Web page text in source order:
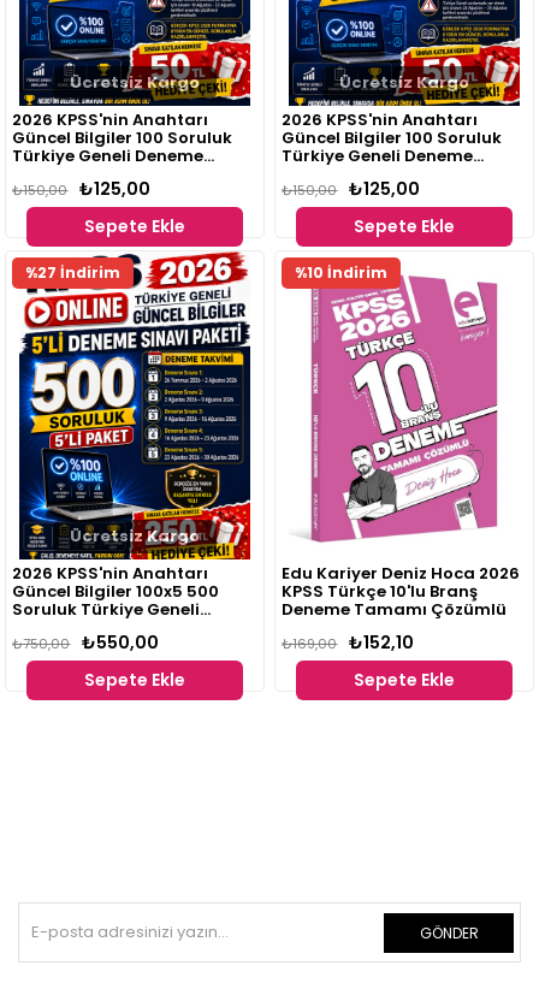
Ücretsiz Kargo
2026 KPSS'nin Anahtarı
Güncel Bilgiler 100 Soruluk
Türkiye Geneli Deneme
₺125,00
₺150,00
Sepete Ekle
Ücretsiz Kargo
2026 KPSS'nin Anahtarı
Güncel Bilgiler 100 Soruluk
Türkiye Geneli Deneme
₺125,00
₺150,00
Sepete Ekle
Ücretsiz Kargo
2026 KPSS'nin Anahtarı
Güncel Bilgiler 100x5 500
Soruluk Türkiye Geneli
₺550,00
₺750,00
Sepete Ekle
%27 İndirim
Fırsat
Ürünü
Edu Kariyer Deniz Hoca 2026
KPSS Türkçe 10'lu Branş
Deneme Tamamı Çözümlü
₺152,10
₺169,00
Sepete Ekle
%10 İndirim
GÖNDER